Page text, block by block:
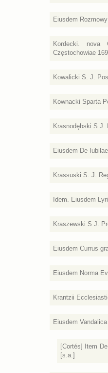
Eiusdem
Kordecki. nova
Częstochowiae
Kowalicki S. J.
Kownacki Sparta
Krasnodębski S J.
Eiusdem De
Krassuski S. J.
Idem. Eiusdem
Kraszewski S J.
Eiusdem Currus
Eiusdem Norma
Krantzii
Eiusdem
[Cortés] Item
[s.a.]